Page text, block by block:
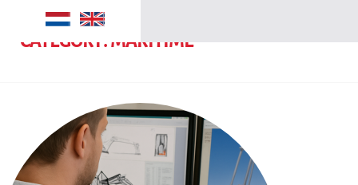
Maritime
SMI groep
CATEGORY: MARITIME